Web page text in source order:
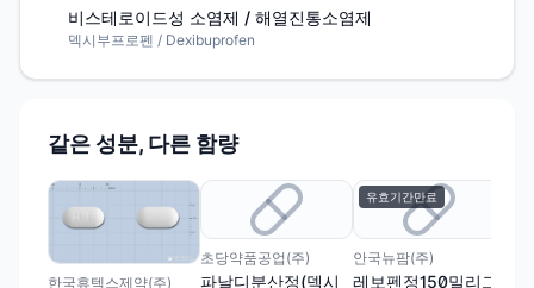
비스테로이드성 소염제 / 해열진통소염제
덱시부프로펜 / Dexibuprofen
같은 성분, 다른 함량
한국휴텍스제약(주)
초당약품공업(주)
파날디분산정(덱시
유효기간만료
안국뉴팜(주)
레보펜정150밀리그